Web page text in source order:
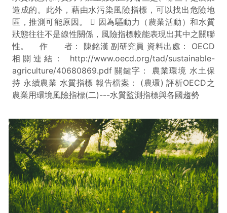
造成的。此外，藉由水污染風險指標，可以找出危險地
區，推測可能原因。  因為驅動力（農業活動）和水質
狀態往往不是線性關係，風險指標較能表現出其中之關聯
性。 作 者： 陳銘漢 副研究員 資料出處： OECD
相關連結： http://www.oecd.org/tad/sustainable-
agriculture/40680869.pdf 關鍵字： 農業環境 水土保
持 永續農業 水質指標 報告檔案： (農環) 評析OECD之
農業用環境風險指標(二)---水質監測指標與各國趨勢